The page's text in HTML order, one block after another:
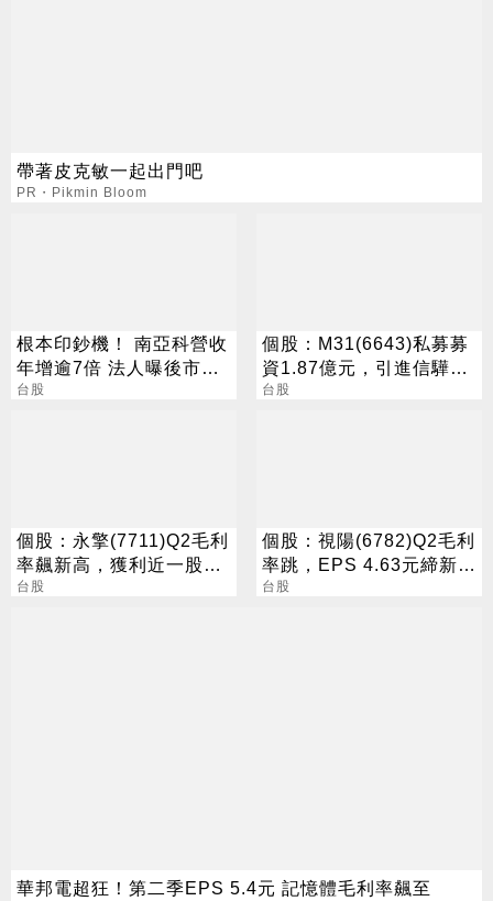
帶著皮克敏一起出門吧
PR・Pikmin Bloom
根本印鈔機！ 南亞科營收
年增逾7倍 法人曝後市觀
察4指標
台股
個股：M31(6643)私募募
資1.87億元，引進信驊為
策略性投資人
台股
個股：永擎(7711)Q2毛利
率飆新高，獲利近一股本
超預期，今股價跳空鎖漲
台股
個股：視陽(6782)Q2毛利
率跳，EPS 4.63元締新
猷，本季營運續看旺
台股
華邦電超狂！第二季EPS 5.4元 記憶體毛利率飆至